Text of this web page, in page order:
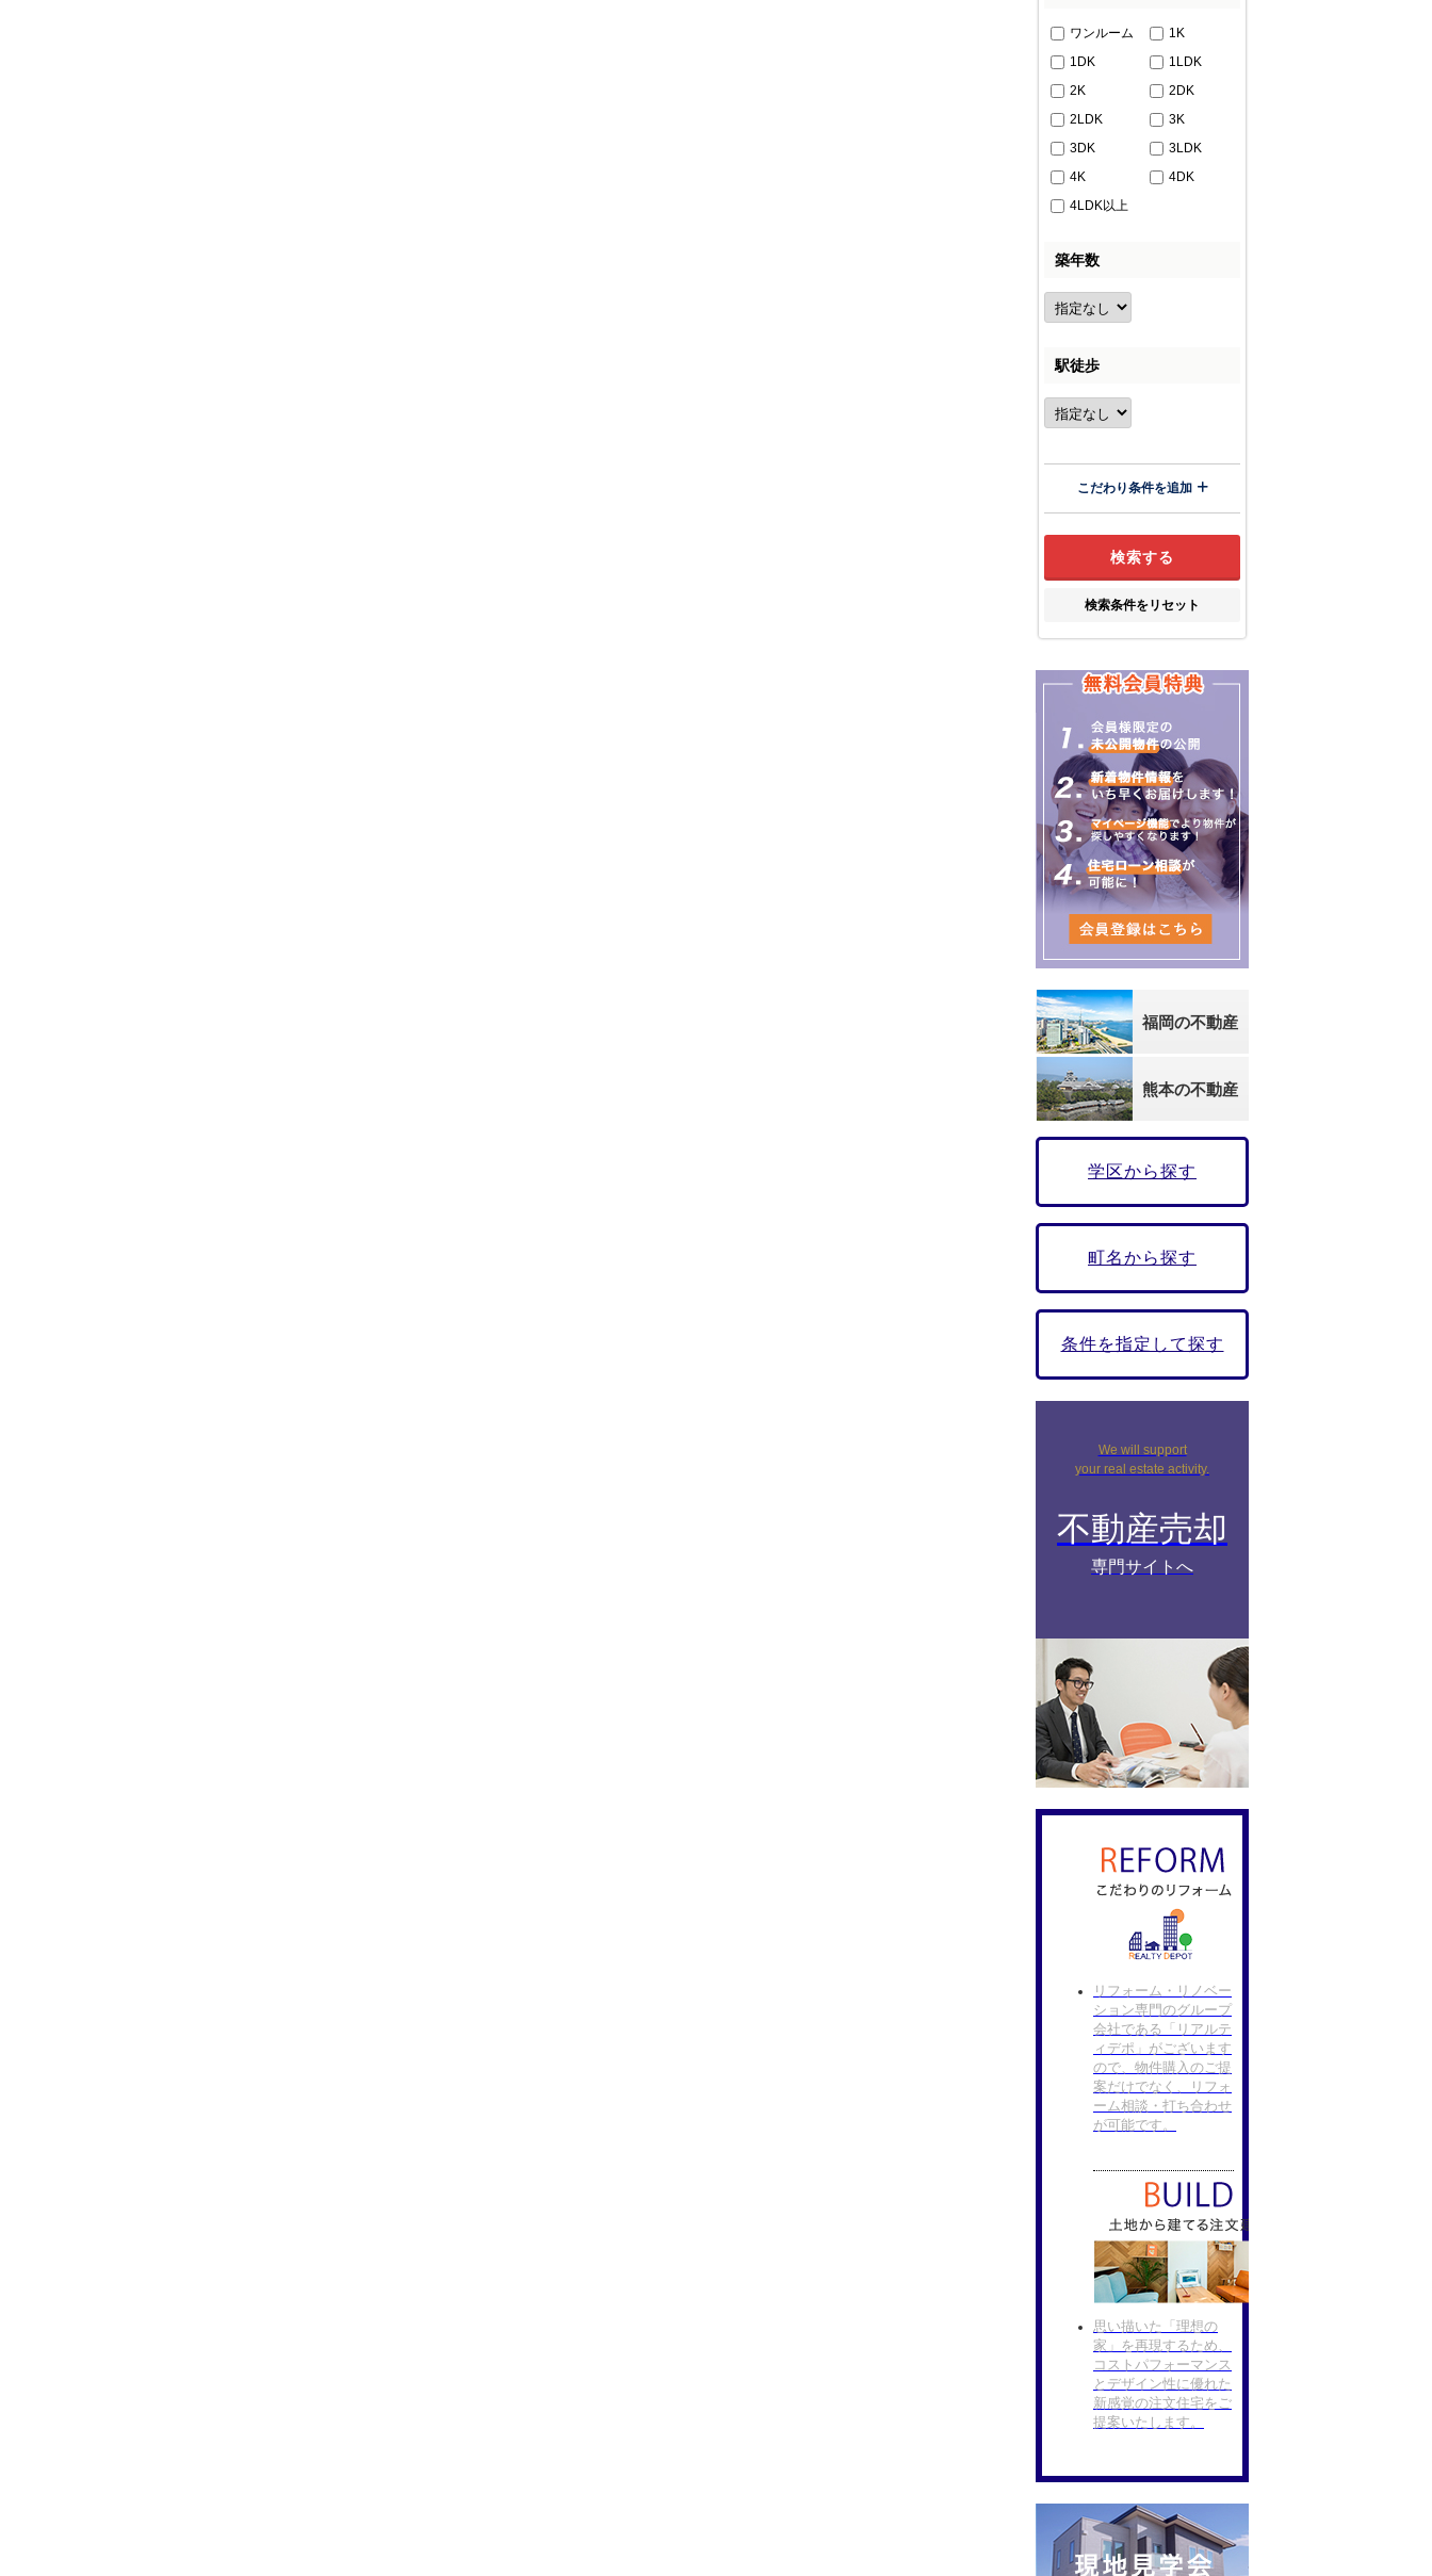
ワンルーム
1K
1DK
1LDK
2K
2DK
2LDK
3K
3DK
3LDK
4K
4DK
4LDK以上
築年数
駅徒歩
こだわり条件を追加
検索条件をリセット
福岡の不動産
熊本の不動産
学区から探す
町名から探す
条件を指定して探す
We will support
your real estate activity.
不動産売却
専門サイトへ
リフォーム・リノベー
ション専門のグループ
会社である「リアルテ
ィデポ」がございます
ので、物件購入のご提
案だけでなく、リフォ
ーム相談・打ち合わせ
が可能です。
思い描いた「理想の
家」を再現するため、
コストパフォーマンス
とデザイン性に優れた
新感覚の注文住宅をご
提案いたします。